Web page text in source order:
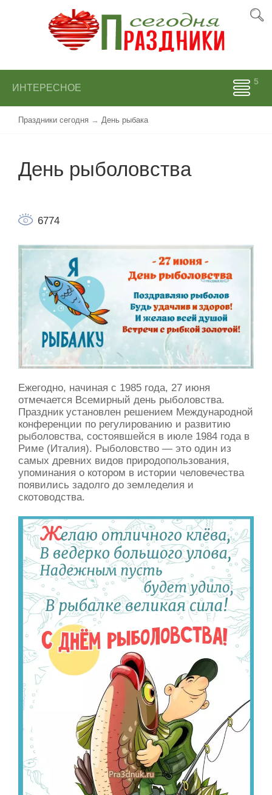
ИНТЕРЕСНОЕ
Праздники сегодня → День рыбака
День рыболовства
6774
Ежегодно, начиная с 1985 года, 27 июня
отмечается Всемирный день рыболовства.
Праздник установлен решением Международной
конференции по регулированию и развитию
рыболовства, состоявшейся в июле 1984 года в
Риме (Италия). Рыболовство — это один из
самых древних видов природопользования,
упоминания о котором в истории человечества
появились задолго до земледелия и
скотоводства.